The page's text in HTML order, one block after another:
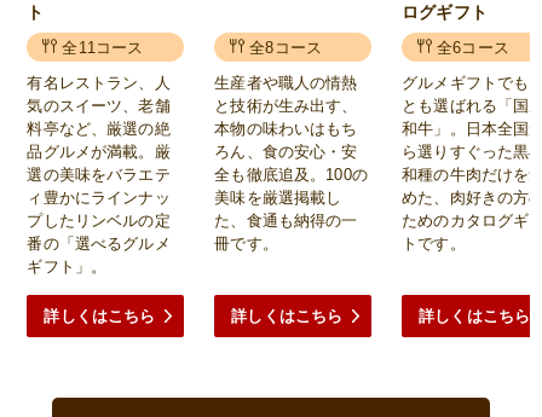
ト
全11コース
有名レストラン、人
気のスイーツ、老舗
料亭など、厳選の絶
品グルメが満載。厳
選の美味をバラエテ
ィ豊かにラインナッ
プしたリンベルの定
番の「選べるグルメ
ギフト」。
詳しくはこちら
全8コース
生産者や職人の情熱
と技術が生み出す、
本物の味わいはもち
ろん、食の安心・安
全も徹底追及。100の
美味を厳選掲載し
た、食通も納得の一
冊です。
詳しくはこちら
ログギフト
全6コース
グルメギフトでも
とも選ばれる「国
和牛」。日本全国
ら選りすぐった黒
和種の牛肉だけを
めた、肉好きの方
ためのカタログギ
トです。
詳しくはこちら